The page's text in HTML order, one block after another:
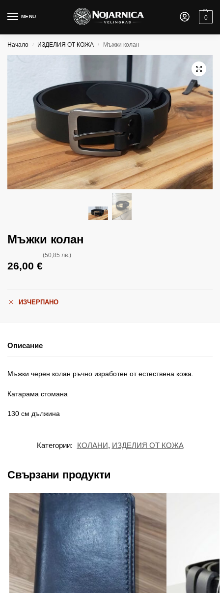
MENU 0
Начало / ИЗДЕЛИЯ ОТ КОЖА / Мъжки колан
Мъжки колан
26,00 €
(50,85 лв.)
ИЗЧЕРПАНО
Описание
Мъжки черен колан ръчно изработен от естествена кожа.
Катарама стомана
130 см дължина
Категории: КОЛАНИ, ИЗДЕЛИЯ ОТ КОЖА
Свързани продукти